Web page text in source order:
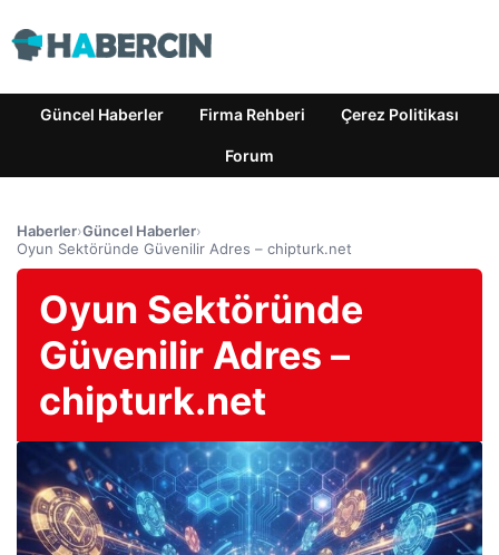
Güncel Haberler Firma Rehberi Çerez Politikası
Forum
Haberler›Güncel Haberler›
Oyun Sektöründe Güvenilir Adres – chipturk.net
Oyun Sektöründe
Güvenilir Adres –
chipturk.net